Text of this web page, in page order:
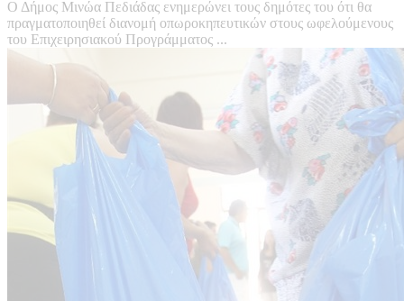
Ο Δήμος Μινώα Πεδιάδας ενημερώνει τους δημότες του ότι θα
πραγματοποιηθεί διανομή οπωροκηπευτικών στους ωφελούμενους
του Επιχειρησιακού Προγράμματος ...